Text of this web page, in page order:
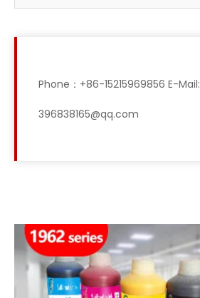
Phone：+86-15215969856 E-Mail:
396838165@qq.com